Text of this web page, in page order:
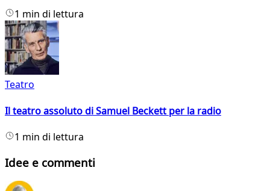
1 min di lettura
Teatro
Il teatro assoluto di Samuel Beckett per la radio
1 min di lettura
Idee e commenti